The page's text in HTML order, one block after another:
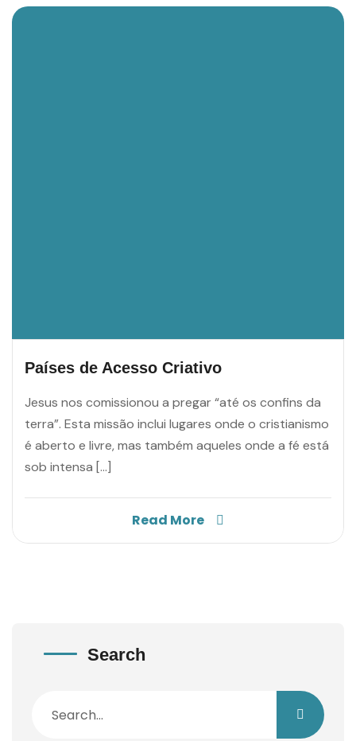
Países de Acesso Criativo
Jesus nos comissionou a pregar “até os confins da
terra”. Esta missão inclui lugares onde o cristianismo
é aberto e livre, mas também aqueles onde a fé está
sob intensa […]
Read More
Search